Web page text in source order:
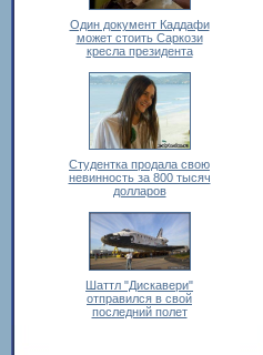
Один документ Каддафи
может стоить Саркози
кресла президента
Cтудентка продала свою
невинность за 800 тысяч
долларов
Шаттл "Дискавери"
отправился в свой
последний полет